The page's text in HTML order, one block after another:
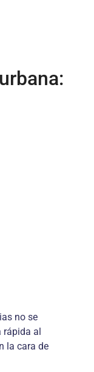
no se
rápida al
la cara de